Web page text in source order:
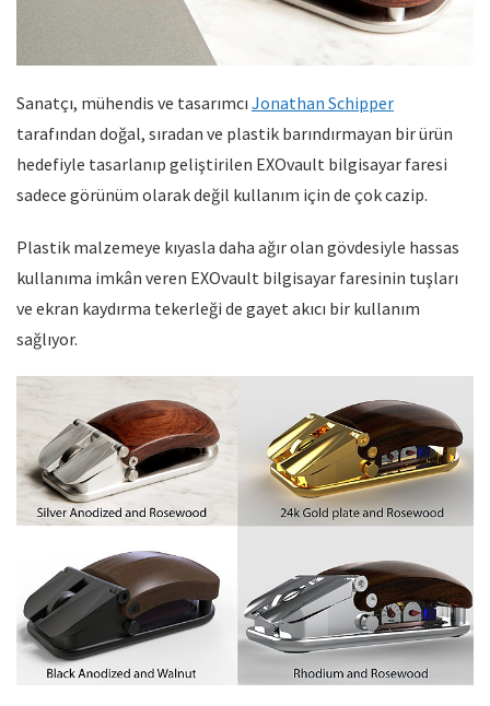
Sanatçı, mühendis ve tasarımcı Jonathan Schipper
tarafından doğal, sıradan ve plastik barındırmayan bir ürün
hedefiyle tasarlanıp geliştirilen EXOvault bilgisayar faresi
sadece görünüm olarak değil kullanım için de çok cazip.
Plastik malzemeye kıyasla daha ağır olan gövdesiyle hassas
kullanıma imkân veren EXOvault bilgisayar faresinin tuşları
ve ekran kaydırma tekerleği de gayet akıcı bir kullanım
sağlıyor.